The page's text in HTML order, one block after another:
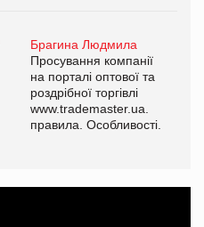
Брагина Людмила
Просування компанії
на порталі оптової та
роздрібної торгівлі
www.trademaster.ua.
правила. Особливості.